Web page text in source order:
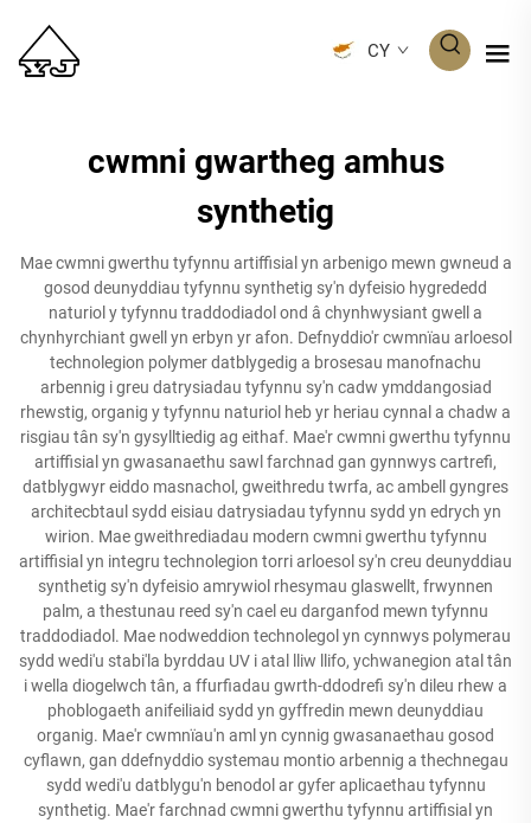
CY
cwmni gwartheg amhus
synthetig
Mae cwmni gwerthu tyfynnu artiffisial yn arbenigo mewn gwneud a
gosod deunyddiau tyfynnu synthetig sy'n dyfeisio hygrededd
naturiol y tyfynnu traddodiadol ond â chynhwysiant gwell a
chynhyrchiant gwell yn erbyn yr afon. Defnyddio'r cwmnïau arloesol
technolegion polymer datblygedig a brosesau manofnachu
arbennig i greu datrysiadau tyfynnu sy'n cadw ymddangosiad
rhewstig, organig y tyfynnu naturiol heb yr heriau cynnal a chadw a
risgiau tân sy'n gysylltiedig ag eithaf. Mae'r cwmni gwerthu tyfynnu
artiffisial yn gwasanaethu sawl farchnad gan gynnwys cartrefi,
datblygwyr eiddo masnachol, gweithredu twrfa, ac ambell gyngres
architecbtaul sydd eisiau datrysiadau tyfynnu sydd yn edrych yn
wirion. Mae gweithrediadau modern cwmni gwerthu tyfynnu
artiffisial yn integru technolegion torri arloesol sy'n creu deunyddiau
synthetig sy'n dyfeisio amrywiol rhesymau glaswellt, frwynnen
palm, a thestunau reed sy'n cael eu darganfod mewn tyfynnu
traddodiadol. Mae nodweddion technolegol yn cynnwys polymerau
sydd wedi'u stabi'la byrddau UV i atal lliw llifo, ychwanegion atal tân
i wella diogelwch tân, a ffurfiadau gwrth-ddodrefi sy'n dileu rhew a
phoblogaeth anifeiliaid sydd yn gyffredin mewn deunyddiau
organig. Mae'r cwmnïau'n aml yn cynnig gwasanaethau gosod
cyflawn, gan ddefnyddio systemau montio arbennig a thechnegau
sydd wedi'u datblygu'n benodol ar gyfer aplicaethau tyfynnu
synthetig. Mae'r farchnad cwmni gwerthu tyfynnu artiffisial yn